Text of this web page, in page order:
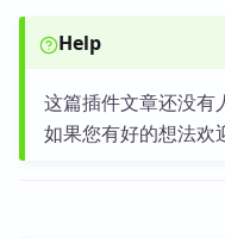
Help
这篇插件文章还没有
如果您有好的想法欢